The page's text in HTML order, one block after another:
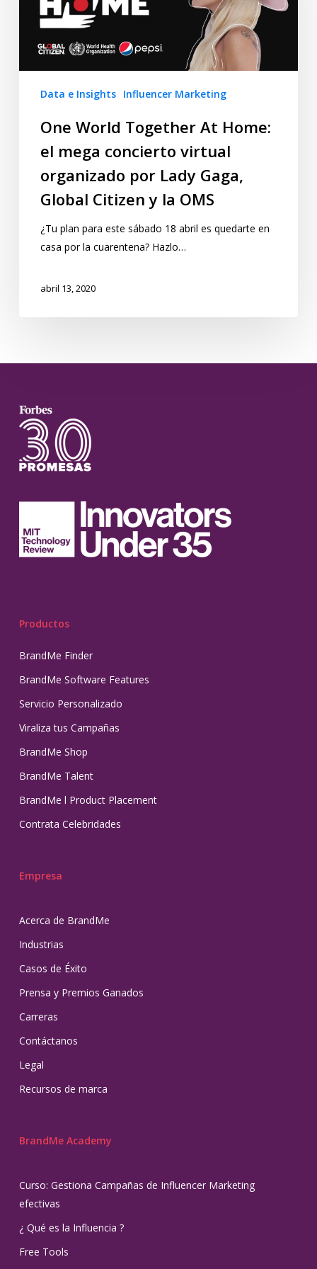
Data e Insights Influencer Marketing
One World Together At Home:
el mega concierto virtual
organizado por Lady Gaga,
Global Citizen y la OMS
¿Tu plan para este sábado 18 abril es quedarte en
casa por la cuarentena? Hazlo…
abril 13, 2020
Productos
BrandMe Finder
BrandMe Software Features
Servicio Personalizado
Viraliza tus Campañas
BrandMe Shop
BrandMe Talent
BrandMe l Product Placement
Contrata Celebridades
Empresa
Acerca de BrandMe
Industrias
Casos de Éxito
Prensa y Premios Ganados
Carreras
Contáctanos
Legal
Recursos de marca
BrandMe Academy
Curso: Gestiona Campañas de Influencer Marketing
efectivas
¿ Qué es la Influencia ?
Free Tools